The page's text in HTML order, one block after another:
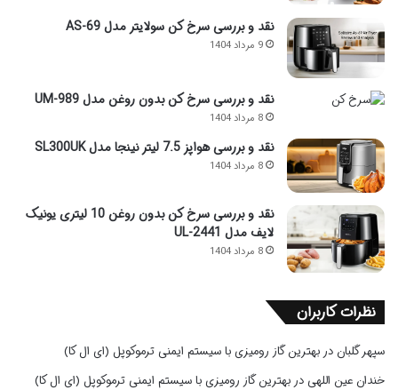
نقد و بررسی سرخ کن سولایتر مدل AS-69
9 مرداد 1404
نقد و بررسی سرخ کن بدون روغن مدل UM-989
8 مرداد 1404
نقد و بررسی هواپز 7.5 لیتر نینجا مدل SL300UK
8 مرداد 1404
نقد و بررسی سرخ کن بدون روغن 10 لیتری یونیک
لایف مدل UL-2441
8 مرداد 1404
نظرات کاربران
سپهر گلبان در بهترین گاز رومیزی با سیستم ایمنی ترموکوپل (ای ال کا)
خندان عین اللهی در بهترین گاز رومیزی با سیستم ایمنی ترموکوپل (ای ال کا)